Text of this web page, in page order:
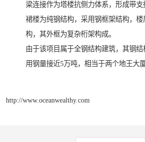
梁连接作为塔楼抗侧力体系，形成带
裙楼为纯钢结构，采用钢框架结构，
构，其外框为复杂桁架构成。
由于该项目属于全钢结构建筑，其钢
用钢量接近5万吨，相当于两个地王大
http://www.oceanwealthy.com